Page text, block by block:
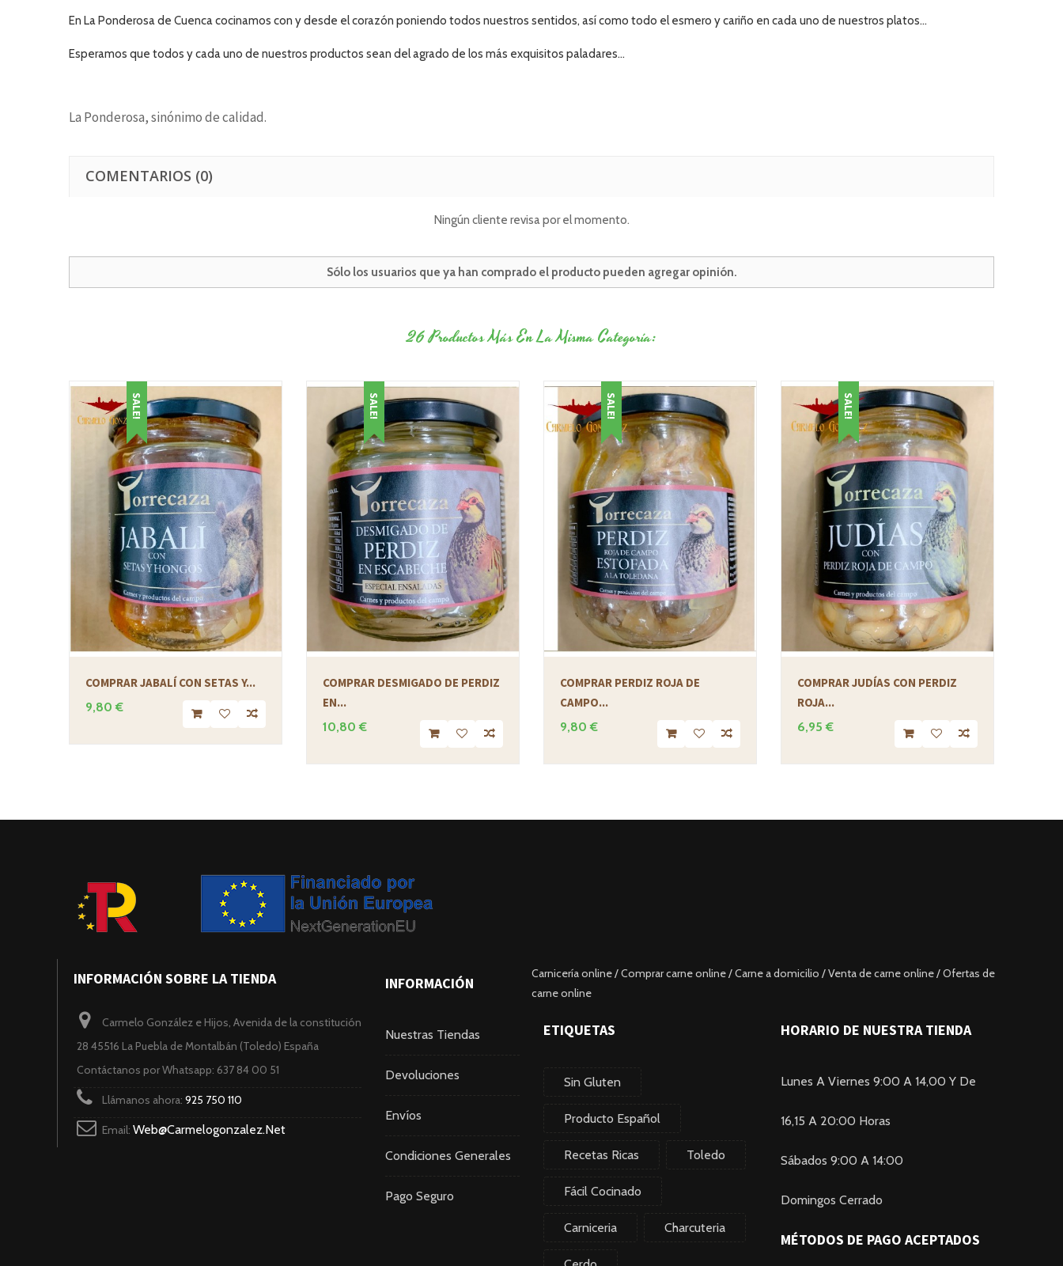
En La Ponderosa de Cuenca cocinamos con y desde el corazón poniendo todos nuestros sentidos, así como todo el esmero y cariño en cada uno de nuestros platos…
Esperamos que todos y cada uno de nuestros productos sean del agrado de los más exquisitos paladares…
La Ponderosa, sinónimo de calidad.
COMENTARIOS (0)
Ningún cliente revisa por el momento.
Sólo los usuarios que ya han comprado el producto pueden agregar opinión.
26 Productos Más En La Misma Categoría:
SALE!
COMPRAR JABALÍ CON SETAS Y...
9,80 €
SALE!
COMPRAR DESMIGADO DE PERDIZ
EN...
10,80 €
SALE!
COMPRAR PERDIZ ROJA DE
CAMPO...
9,80 €
SALE!
COMPRAR JUDÍAS CON PERDIZ
ROJA...
6,95 €
INFORMACIÓN SOBRE LA TIENDA
Carmelo González e Hijos, Avenida de la constitución
28 45516 La Puebla de Montalbán (Toledo) España
Contáctanos por Whatsapp: 637 84 00 51
Llámanos ahora: 925 750 110
Email: Web@carmelogonzalez.net
INFORMACIÓN
Nuestras Tiendas
Devoluciones
Envíos
Condiciones Generales
Pago Seguro
Carnicería online / Comprar carne online / Carne a domicilio / Venta de carne online / Ofertas de
carne online
ETIQUETAS
Sin Gluten
Producto Español
Recetas Ricas Toledo
Fácil Cocinado
Carniceria Charcuteria
HORARIO DE NUESTRA TIENDA
Lunes A Viernes 9:00 A 14,00 Y De
16,15 A 20:00 Horas
Sábados 9:00 A 14:00
Domingos Cerrado
MÉTODOS DE PAGO ACEPTADOS